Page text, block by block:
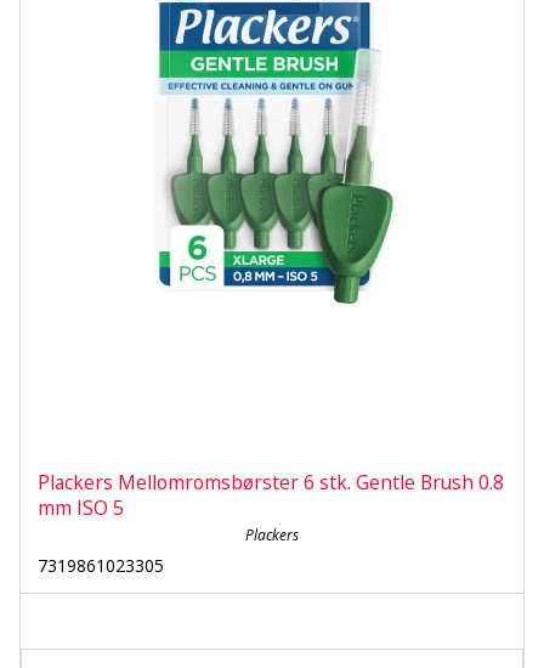
Plackers Mellomromsbørster 6 stk. Gentle Brush 0.8
mm ISO 5
Plackers
7319861023305